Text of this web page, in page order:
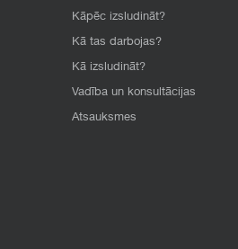
Kāpēc izsludināt?
Kā tas darbojas?
Kā izsludināt?
Vadība un konsultācijas
Atsauksmes